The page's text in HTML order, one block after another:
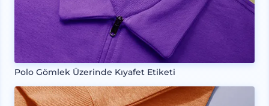
Polo Gömlek Üzerinde Kıyafet Etiketi